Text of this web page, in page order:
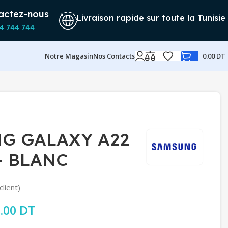
nous
744 744
Livraison rapide sur toute la Tunisie
Notre MagasinNos Contacts 0.00DT
GALAXY A22
BLANC
initial était : 949.00 DT.
DT